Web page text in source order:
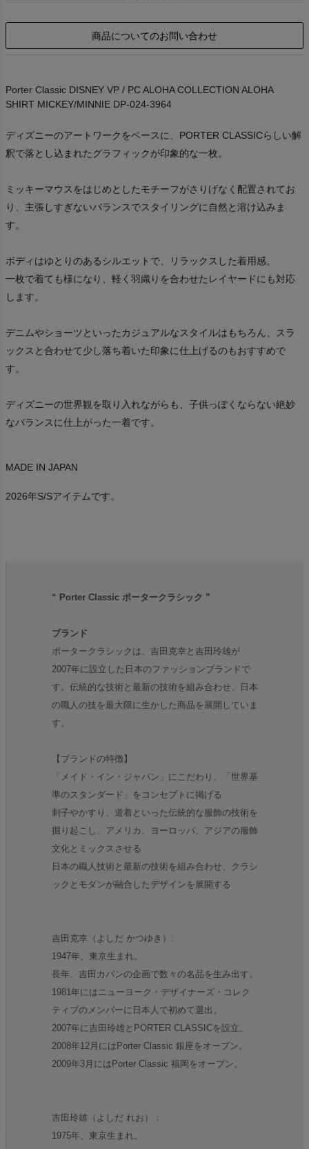
商品についてのお問い合わせ
Porter Classic DISNEY VP / PC ALOHA COLLECTION ALOHA
SHIRT MICKEY/MINNIE DP-024-3964
ディズニーのアートワークをベースに、PORTER CLASSICらしい解
釈で落とし込まれたグラフィックが印象的な一枚。
ミッキーマウスをはじめとしたモチーフがさりげなく配置されてお
り、主張しすぎないバランスでスタイリングに自然と溶け込みま
す。
ボディはゆとりのあるシルエットで、リラックスした着用感。
一枚で着ても様になり、軽く羽織りを合わせたレイヤードにも対応
します。
デニムやショーツといったカジュアルなスタイルはもちろん、スラ
ックスと合わせて少し落ち着いた印象に仕上げるのもおすすめで
す。
ディズニーの世界観を取り入れながらも、子供っぽくならない絶妙
なバランスに仕上がった一着です。
MADE IN JAPAN
2026年S/Sアイテムです。
“ Porter Classic ポータークラシック ”
ブランド
ポータークラシックは、吉田克幸と吉田玲雄が
2007年に設立した日本のファッションブランドで
す。伝統的な技術と最新の技術を組み合わせ、日本
の職人の技を最大限に生かした商品を展開していま
す。
【ブランドの特徴】
「メイド・イン・ジャパン」にこだわり、「世界基
準のスタンダード」をコンセプトに掲げる
刺子やかすり、道着といった伝統的な服飾の技術を
掘り起こし、アメリカ、ヨーロッパ、アジアの服飾
文化とミックスさせる
日本の職人技術と最新の技術を組み合わせ、クラシ
ックとモダンが融合したデザインを展開する
吉田克幸（よしだ かつゆき）:
1947年、東京生まれ。
長年、吉田カバンの企画で数々の名品を生み出す。
1981年にはニューヨーク・デザイナーズ・コレク
ティブのメンバーに日本人で初めて選出。
2007年に吉田玲雄とPORTER CLASSICを設立。
2008年12月にはPorter Classic 銀座をオープン。
2009年3月にはPorter Classic 福岡をオープン。
吉田玲雄（よしだ れお）：
1975年、東京生まれ。